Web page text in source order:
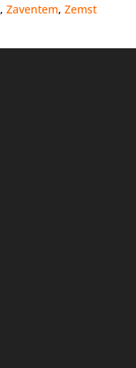
, Zaventem, Zemst